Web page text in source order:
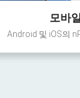
모바
Android 및 iOS의